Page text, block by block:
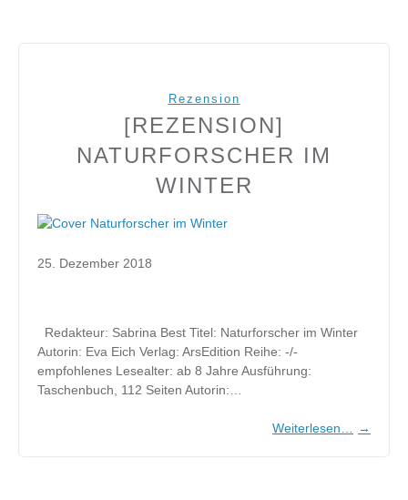
Rezension
[REZENSION]
NATURFORSCHER IM
WINTER
25. Dezember 2018
Redakteur: Sabrina Best Titel: Naturforscher im Winter
Autorin: Eva Eich Verlag: ArsEdition Reihe: -/-
empfohlenes Lesealter: ab 8 Jahre Ausführung:
Taschenbuch, 112 Seiten Autorin:…
Weiterlesen… →